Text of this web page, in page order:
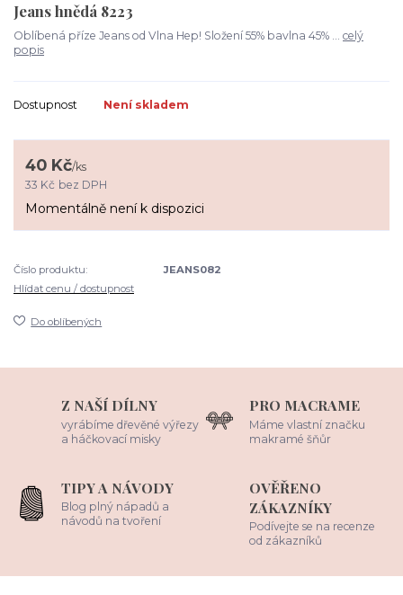
Jeans hnědá 8223
Oblíbená příze Jeans od Vlna Hep! Složení 55% bavlna 45% ... celý
popis
Dostupnost Není skladem
40 Kč/ks
33 Kč bez DPH
Momentálně není k dispozici
Číslo produktu:
JEANS082
Hlídat cenu / dostupnost
Do oblíbených
Z NAŠÍ DÍLNY
vyrábíme dřevěné výřezy
a háčkovací misky
PRO MACRAME
Máme vlastní značku
makramé šňůr
TIPY A NÁVODY
Blog plný nápadů a
návodů na tvoření
OVĚŘENO
ZÁKAZNÍKY
Podívejte se na recenze
od zákazníků